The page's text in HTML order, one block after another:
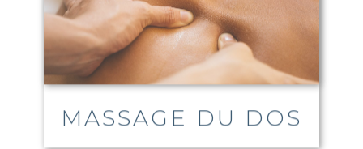
MASSAGE DU DOS